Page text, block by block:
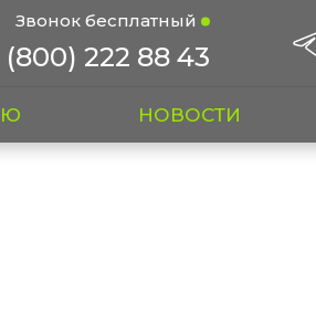
Звонок бесплатный
(800) 222 88 43
НОВОСТИ